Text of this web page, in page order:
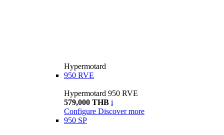
Hypermotard
950 RVE
Hypermotard 950 RVE
579,000 THB i
Configure Discover more
950 SP